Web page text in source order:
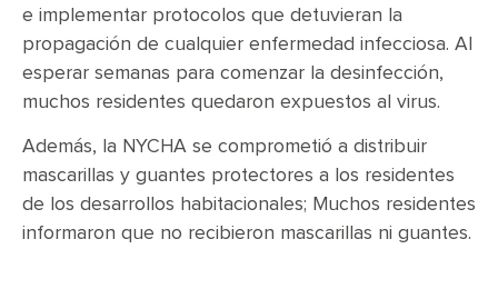
e implementar protocolos que detuvieran la
propagación de cualquier enfermedad infecciosa. Al
esperar semanas para comenzar la desinfección,
muchos residentes quedaron expuestos al virus.
Además, la NYCHA se comprometió a distribuir
mascarillas y guantes protectores a los residentes
de los desarrollos habitacionales; Muchos residentes
informaron que no recibieron mascarillas ni guantes.